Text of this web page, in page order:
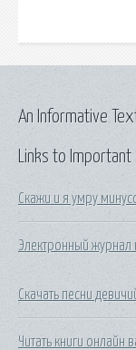
Links to
Скажи и я умру
Электронный журнал
Скачать песни
Читать книги онлайн
An Informative